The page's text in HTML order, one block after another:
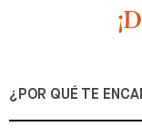
¿POR QUÉ TE